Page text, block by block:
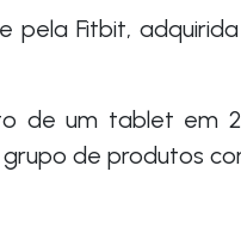
pela Fitbit,
de um tablet
de produtos